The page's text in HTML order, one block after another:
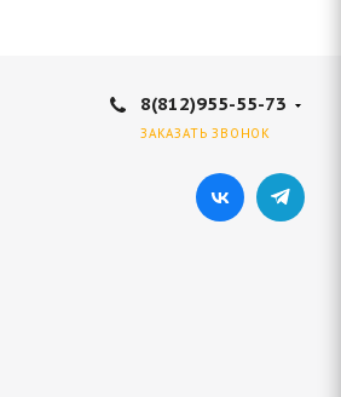
8(812)955-55-73
ЗАКАЗАТЬ ЗВОНОК